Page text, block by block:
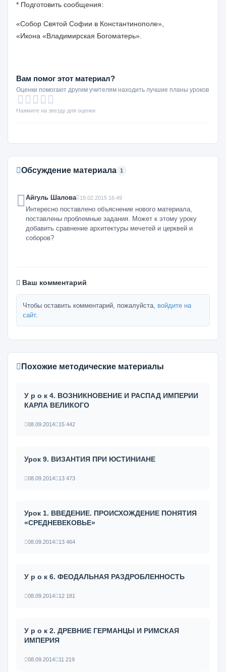
* Подготовить сообщения:
«Собор Святой Софии в Константинополе»,
«Икона «Владимирская Богоматерь».
Вам помог этот материал?
Оценки помогают другим учителям находить лучшие планы уроков
Нажмите на звезду для оценки
Обсуждение материала 1
Айгуль Шалова 18.02.2015 16:49
Интересно поставлено объяснение нового материала,
поставлены проблемные задания. Может к этому уроку
добавить сравнение архитектуры мечетей и церквей и
соборов?
Ваш комментарий
Чтобы оставить комментарий, пожалуйста, войдите на
сайт.
Похожие методические материалы
У р о к 4. ВОЗНИКНОВЕНИЕ И РАСПАД ИМПЕРИИ
КАРЛА ВЕЛИКОГО
08.09.2014 15 442
Урок 9. ВИЗАНТИЯ ПРИ ЮСТИНИАНЕ
08.09.2014 13 473
Урок 1. ВВЕДЕНИЕ. ПРОИСХОЖДЕНИЕ ПОНЯТИЯ
«СРЕДНЕВЕКОВЬЕ»
08.09.2014 13 464
У р о к 6. ФЕОДАЛЬНАЯ РАЗДРОБЛЕННОСТЬ
08.09.2014 12 181
У р о к 2. ДРЕВНИЕ ГЕРМАНЦЫ И РИМСКАЯ
ИМПЕРИЯ
08.09.2014 11 219